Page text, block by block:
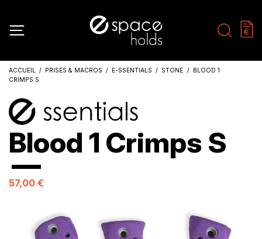
ACCUEIL PRISES & MACROS E-SSENTIALS STONE
BLOOD 1
CRIMPS S
Blood 1 Crimps S
57,00 €